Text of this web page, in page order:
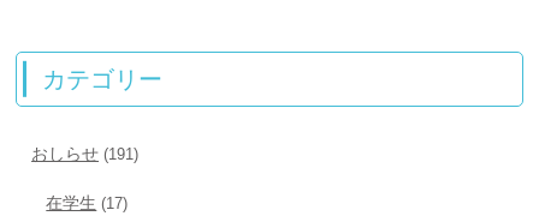
カテゴリー
おしらせ (191)
在学生 (17)